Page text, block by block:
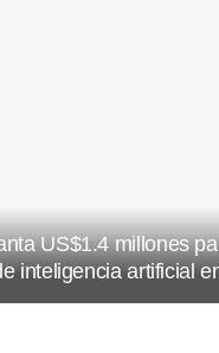
US$1.4 millones
inteligencia artificial